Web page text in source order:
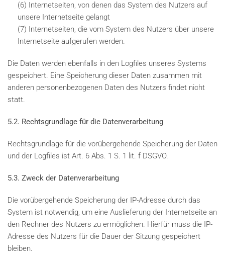
(6) Internetseiten, von denen das System des Nutzers auf
unsere Internetseite gelangt
(7) Internetseiten, die vom System des Nutzers über unsere
Internetseite aufgerufen werden.
Die Daten werden ebenfalls in den Logfiles unseres Systems
gespeichert. Eine Speicherung dieser Daten zusammen mit
anderen personenbezogenen Daten des Nutzers findet nicht
statt.
5.2. Rechtsgrundlage für die Datenverarbeitung
Rechtsgrundlage für die vorübergehende Speicherung der Daten
und der Logfiles ist Art. 6 Abs. 1 S. 1 lit. f DSGVO.
5.3. Zweck der Datenverarbeitung
Die vorübergehende Speicherung der IP-Adresse durch das
System ist notwendig, um eine Auslieferung der Internetseite an
den Rechner des Nutzers zu ermöglichen. Hierfür muss die IP-
Adresse des Nutzers für die Dauer der Sitzung gespeichert
bleiben.